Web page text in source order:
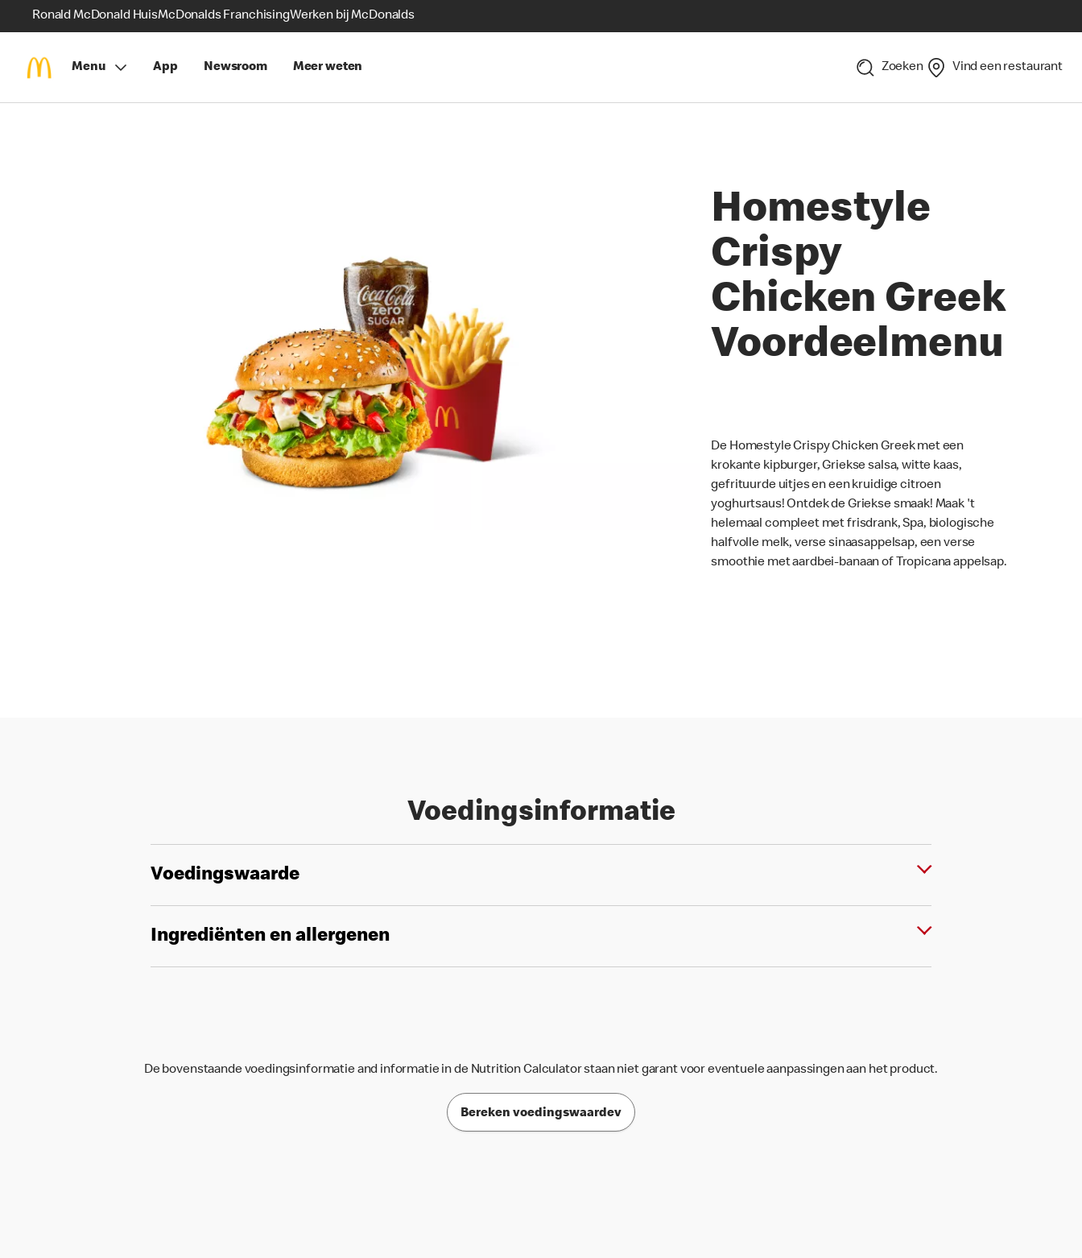
Ronald McDonald HuisMcDonalds FranchisingWerken bij McDonalds
Menu App Newsroom Meer weten Zoeken Vind een restaurant
Homestyle
Crispy
Chicken Greek
Voordeelmenu
De Homestyle Crispy Chicken Greek met een
krokante kipburger, Griekse salsa, witte kaas,
gefrituurde uitjes en een kruidige citroen
yoghurtsaus! Ontdek de Griekse smaak! Maak 't
helemaal compleet met frisdrank, Spa, biologische
halfvolle melk, verse sinaasappelsap, een verse
smoothie met aardbei-banaan of Tropicana appelsap.
Voedingsinformatie
Voedingswaarde
Ingrediënten en allergenen
De bovenstaande voedingsinformatie and informatie in de Nutrition Calculator staan niet garant voor eventuele aanpassingen aan het product.
Bereken voedingswaardev